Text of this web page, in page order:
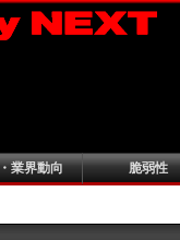
業界動向 脆弱性